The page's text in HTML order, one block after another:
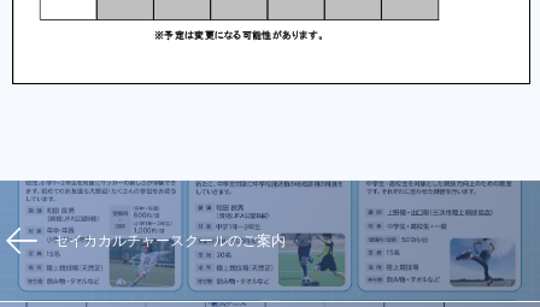
セイカカルチャースクールのご案内